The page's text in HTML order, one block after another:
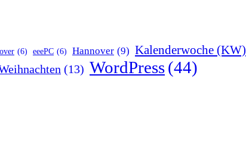
(6) eeePC (6) Hannover (9) Kalenderwoche (KW)
(13) WordPress(44)